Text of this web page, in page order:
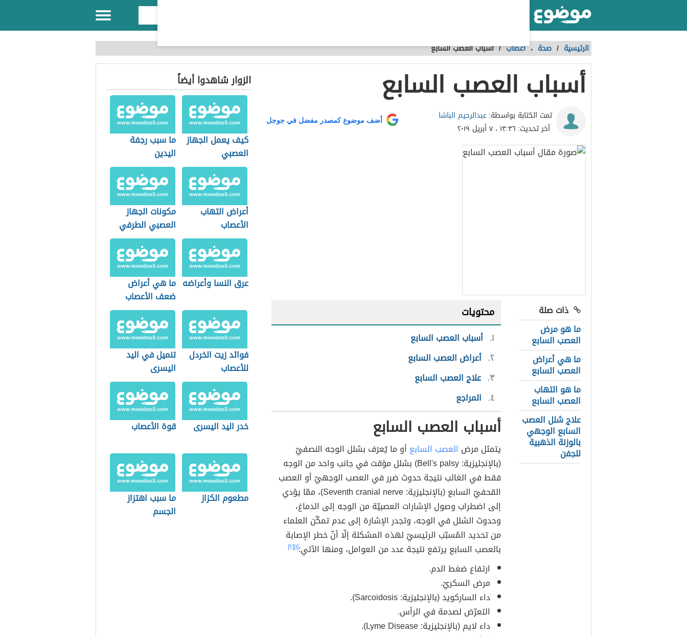
الرئيسية / صحة ،أعصاب /أسباب العصب السابع
أسباب العصب السابع
تمت الكتابة بواسطة:عبدالرحيم الباشا
آخر تحديث: ١٣:٣٦ ، ٧ أبريل ٢٠١٩
أضف موضوع كمصدر مفضل في جوجل
ذات صلة
ما هو مرض
العصب السابع
ما هي أعراض
العصب السابع
ما هو التهاب
العصب السابع
علاج شلل العصب
السابع الوجهي
بالوزنة الذهبية
للجفن
محتويات
١ أسباب العصب السابع
٢ أعراض العصب السابع
٣ علاج العصب السابع
٤ المراجع
أسباب العصب السابع
يتمثل مرض العصب السابع أو ما يُعرَف بشلل الوجه النصفيّ
(بالإنجليزية: Bell's palsy) بشلل مؤقت في جانب واحد من الوجه
فقط في الغالب نتيجة حدوث ضرر في العصب الوجهيّ أو العصب
القحفيّ السابع (بالإنجليزية: Seventh cranial nerve)، ممّا يؤدي
إلى اضطراب وصول الإشارات العصبيّة من الوجه إلى الدماغ،
وحدوث الشلل في الوجه، وتجدر الإشارة إلى عدم تمكّن العلماء
من تحديد المُسبّب الرئيسيّ لهذه المشكلة إلّا أنّ خطر الإصابة
بالعصب السابع يرتفع نتيجة عدد من العوامل، ومنها الآتي:[١] [٢]
ارتفاع ضغط الدم.
مرض السكريّ.
داء الساركويد (بالإنجليزية: Sarcoidosis).
التعرّض لصدمة في الرأس.
داء لايم (بالإنجليزية: Lyme Disease).
الزوار شاهدوا أيضاً
كيف يعمل الجهاز
العصبي
ما سبب رجفة
اليدين
أعراض التهاب
الأعصاب
مكونات الجهاز
العصبي الطرفي
عرق النسا وأعراضه ما هي أعراض
ضعف الأعصاب
فوائد زيت الخردل
للأعصاب
تنميل في اليد
اليسرى
خدر اليد اليسرى قوة الأعصاب
مطعوم الكزاز
ما سبب اهتزاز
الجسم